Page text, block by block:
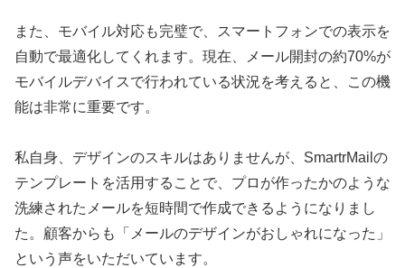
また、モバイル対応も完璧で、スマートフォンでの表示を
自動で最適化してくれます。現在、メール開封の約70%が
モバイルデバイスで行われている状況を考えると、この機
能は非常に重要です。
私自身、デザインのスキルはありませんが、SmartrMailの
テンプレートを活用することで、プロが作ったかのような
洗練されたメールを短時間で作成できるようになりまし
た。顧客からも「メールのデザインがおしゃれになった」
という声をいただいています。